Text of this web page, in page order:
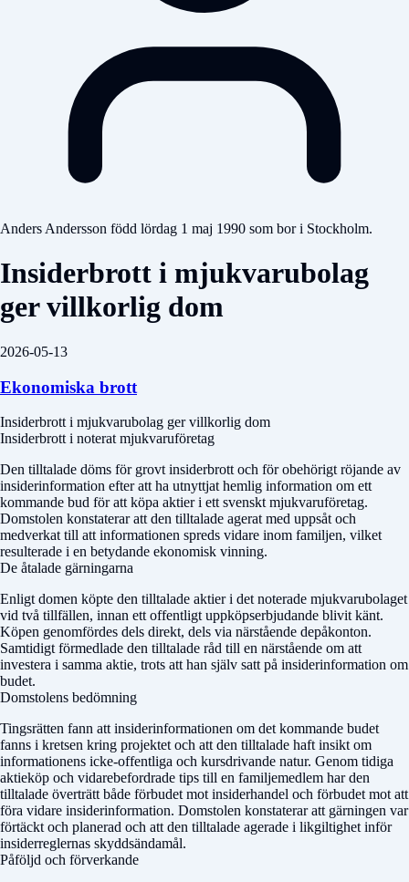
Anders Andersson född lördag 1 maj 1990 som bor i Stockholm.
Insiderbrott i mjukvarubolag
ger villkorlig dom
2026-05-13
Ekonomiska brott
Insiderbrott i mjukvarubolag ger villkorlig dom
Insiderbrott i noterat mjukvaruföretag
Den tilltalade döms för grovt insiderbrott och för obehörigt röjande av
insiderinformation efter att ha utnyttjat hemlig information om ett
kommande bud för att köpa aktier i ett svenskt mjukvaruföretag.
Domstolen konstaterar att den tilltalade agerat med uppsåt och
medverkat till att informationen spreds vidare inom familjen, vilket
resulterade i en betydande ekonomisk vinning.
De åtalade gärningarna
Enligt domen köpte den tilltalade aktier i det noterade mjukvarubolaget
vid två tillfällen, innan ett offentligt uppköpserbjudande blivit känt.
Köpen genomfördes dels direkt, dels via närstående depåkonton.
Samtidigt förmedlade den tilltalade råd till en närstående om att
investera i samma aktie, trots att han själv satt på insiderinformation om
budet.
Domstolens bedömning
Tingsrätten fann att insiderinformationen om det kommande budet
fanns i kretsen kring projektet och att den tilltalade haft insikt om
informationens icke-offentliga och kursdrivande natur. Genom tidiga
aktieköp och vidare­befordrade tips till en familjemedlem har den
tilltalade överträtt både förbudet mot insiderhandel och förbudet mot att
föra vidare insider­information. Domstolen konstaterar att gärningen var
förtäckt och planerad och att den tilltalade agerade i likgiltighet inför
insiderreglernas skyddsändamål.
Påföljd och förverkande